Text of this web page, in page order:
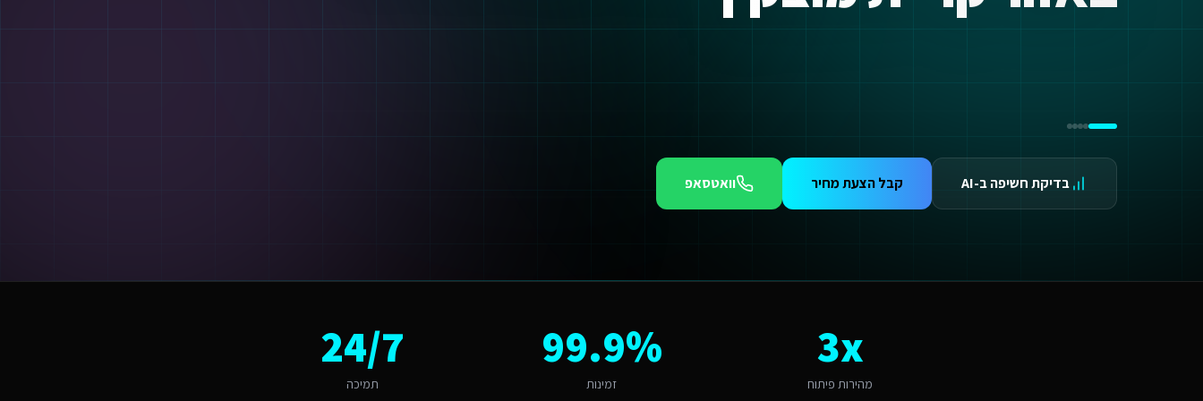
שאלות נפוצות על
קריית מוצקין היא עיר עם אופי קהילתי ומקומי. הקהל המקומי של משפחות ותושבי האזור מצפה לחוויה שמדברת אליו. פתרון גנרי לא יעבוד כאן - צריך התאמה לשוק המקומי, החל מהשפה ועד ל-UX.
בהחלט. כל מערכת שאנו בונים לשירותים דיגיטליים לחברות השמת עובדים זרים כוללת אוטומציות מובנות: תזכורות אוטומטיות, בוט WhatsApp חכם, ניתוח נתונים בזמן אמת ודוחות אוטומטיים. רמת האימוץ הדיגיטלי באזור בקריית מוצקין עומדת על 85%, מה שמראה שהלקוחות שלכם כבר מוכנים.
בדיקת חשיפה ב-AI קבל הצעת מחיר וואטסאפ
3x
מהירות פיתוח
99.9%
זמינות
24/7
תמיכה